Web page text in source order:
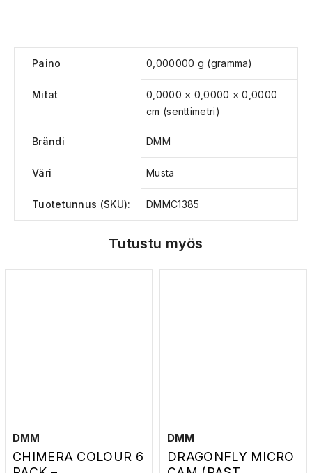
Paino 0,000000 g (gramma)
Mitat
0,0000 × 0,0000 × 0,0000
cm (senttimetri)
Brändi DMM
Väri Musta
Tuotetunnus (SKU): DMMC1385
Tutustu myös
DMM
CHIMERA COLOUR 6
DMM
DRAGONFLY MICRO